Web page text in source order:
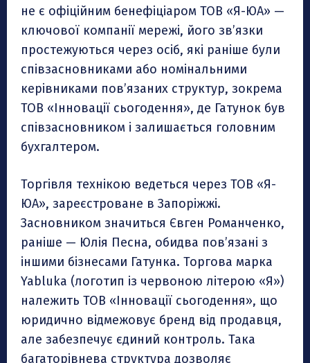
не є офіційним бенефіціаром ТОВ «Я-ЮА» —
ключової компанії мережі, його зв’язки
простежуються через осіб, які раніше були
співзасновниками або номінальними
керівниками пов’язаних структур, зокрема
ТОВ «Інновації сьогодення», де Гатунок був
співзасновником і залишається головним
бухгалтером.
Торгівля технікою ведеться через ТОВ «Я-
ЮА», зареєстроване в Запоріжжі.
Засновником значиться Євген Романченко,
раніше — Юлія Песна, обидва пов’язані з
іншими бізнесами Гатунка. Торгова марка
Yabluka (логотип із червоною літерою «Я»)
належить ТОВ «Інновації сьогодення», що
юридично відмежовує бренд від продавця,
але забезпечує єдиний контроль. Така
багаторівнева структура дозволяє